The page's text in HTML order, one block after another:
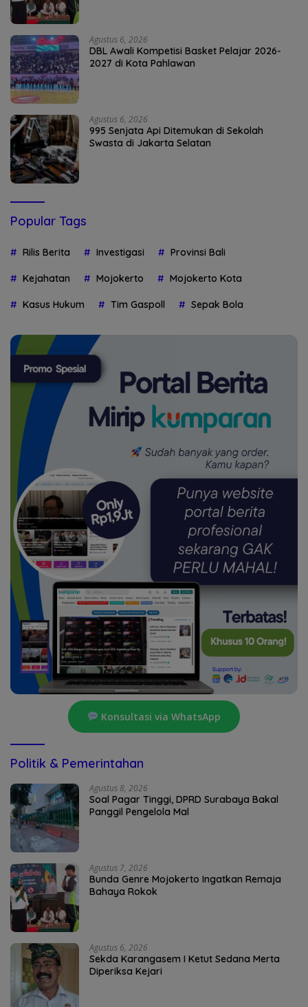
Agustus 6, 2026
DBL Awali Kompetisi Basket Pelajar 2026-
2027 di Kota Pahlawan
Agustus 6, 2026
995 Senjata Api Ditemukan di Sekolah
Swasta di Jakarta Selatan
Popular Tags
Rilis Berita Investigasi Provinsi Bali
Kejahatan Mojokerto Mojokerto Kota
Kasus Hukum Tim Gaspoll Sepak Bola
Konsultasi via WhatsApp
Politik & Pemerintahan
Agustus 8, 2026
Soal Pagar Tinggi, DPRD Surabaya Bakal
Panggil Pengelola Mal
Agustus 7, 2026
Bunda Genre Mojokerto Ingatkan Remaja
Bahaya Rokok
Agustus 6, 2026
Sekda Karangasem I Ketut Sedana Merta
Diperiksa Kejari